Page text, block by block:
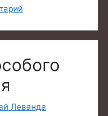
Леванда